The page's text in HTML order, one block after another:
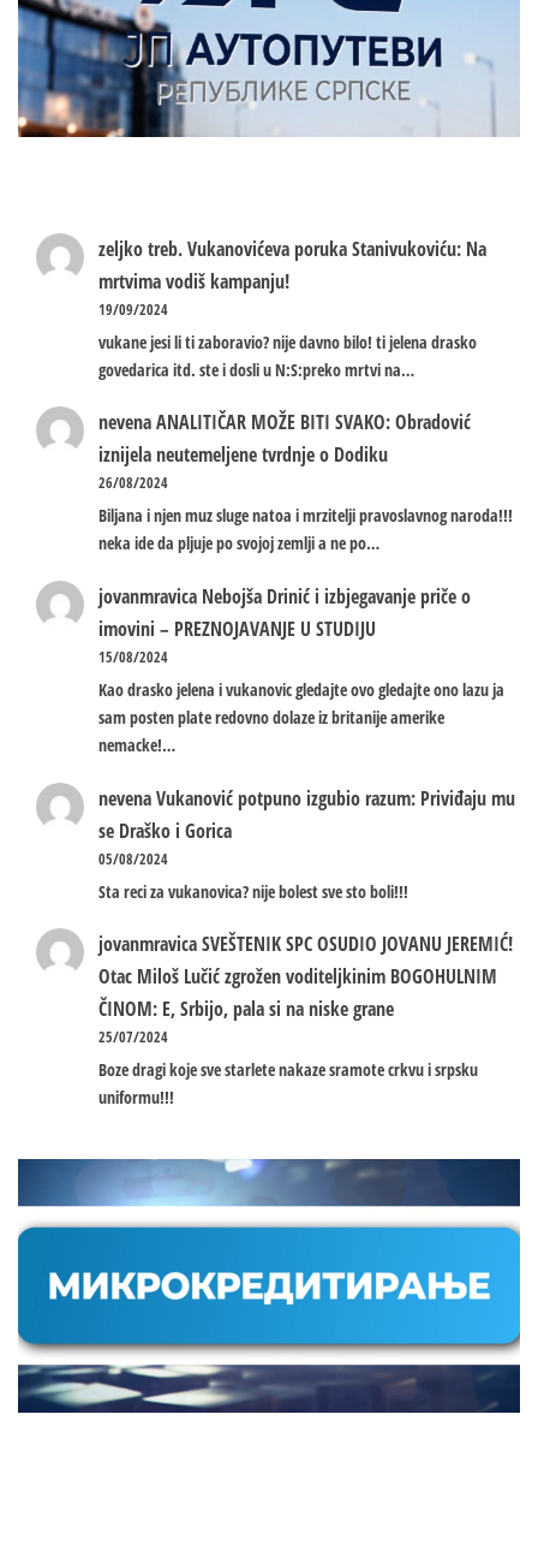
zeljko treb.Vukanovićeva poruka Stanivukoviću: Na
mrtvima vodiš kampanju!
19/09/2024
vukane jesi li ti zaboravio? nije davno bilo! ti jelena drasko
govedarica itd. ste i dosli u N:S:preko mrtvi na…
nevenaANALITIČAR MOŽE BITI SVAKO: Obradović
iznijela neutemeljene tvrdnje o Dodiku
26/08/2024
Biljana i njen muz sluge natoa i mrzitelji pravoslavnog naroda!!!
neka ide da pljuje po svojoj zemlji a ne po…
jovanmravica Nebojša Drinić i izbjegavanje priče o
imovini – PREZNOJAVANJE U STUDIJU
15/08/2024
Kao drasko jelena i vukanovic gledajte ovo gledajte ono lazu ja
sam posten plate redovno dolaze iz britanije amerike
nemacke!…
nevenaVukanović potpuno izgubio razum: Priviđaju mu
se Draško i Gorica
05/08/2024
Sta reci za vukanovica? nije bolest sve sto boli!!!
jovanmravicaSVEŠTENIK SPC OSUDIO JOVANU JEREMIĆ!
Otac Miloš Lučić zgrožen voditeljkinim BOGOHULNIM
ČINOM: E, Srbijo, pala si na niske grane
25/07/2024
Boze dragi koje sve starlete nakaze sramote crkvu i srpsku
uniformu!!!